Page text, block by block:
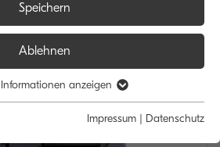
Speichern
Ablehnen
anzeigen
Impressum | Datenschutz